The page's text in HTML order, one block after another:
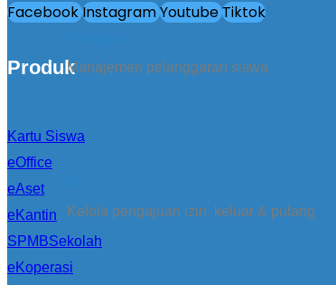
Manajemen pelanggaran siswa
Kelola pengajuan izin, keluar & pulang
FacebookInstagramYoutubeTiktok
Produk
Kartu Siswa
eOffice
eAset
eKantin
SPMBSekolah
eKoperasi